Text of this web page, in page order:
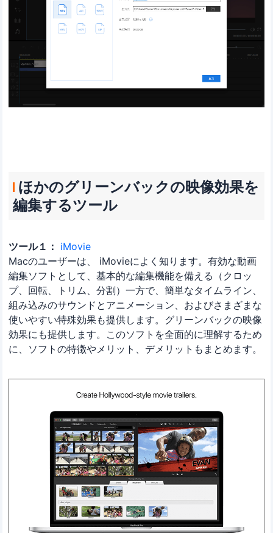
ほかのグリーンバックの映像効果を
編集するツール
ツール１： iMovie
Macのユーザーは、 iMovieによく知ります。有効な動画
編集ソフトとして、基本的な編集機能を備える（クロッ
プ、回転、トリム、分割）一方で、簡単なタイムライン、
組み込みのサウンドとアニメーション、およびさまざまな
使いやすい特殊効果も提供します。グリーンバックの映像
効果にも提供します。このソフトを全面的に理解するため
に、ソフトの特徴やメリット、デメリットもまとめます。